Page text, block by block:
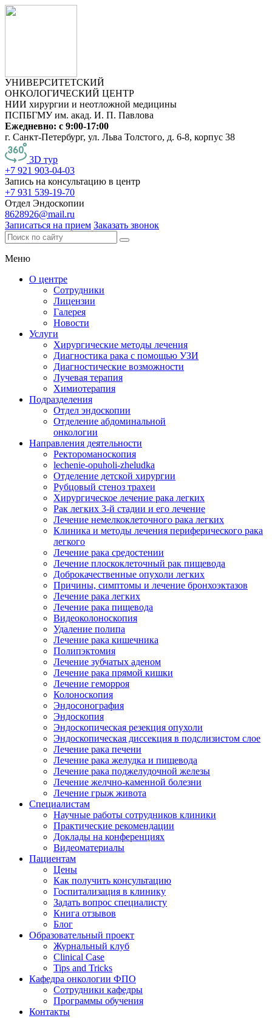
УНИВЕРСИТЕТСКИЙ
ОНКОЛОГИЧЕСКИЙ ЦЕНТР
НИИ хирургии и неотложной медицины
ПСПБГМУ им. акад. И. П. Павлова
Ежедневно: с 9:00-17:00
г. Санкт-Петербург, ул. Льва Толстого, д. 6-8, корпус 38
3D тур
+7 921 903-04-03
Запись на консультацию в центр
+7 931 539-19-70
Отдел Эндоскопии
8628926@mail.ru
Записаться на прием Заказать звонок
Меню
О центре
Сотрудники
Лицензии
Галерея
Новости
Услуги
Хирургические методы лечения
Диагностика рака с помощью УЗИ
Диагностические возможности
Лучевая терапия
Химиотерапия
Подразделения
Отдел эндоскопии
Отделение абдоминальной
онкологии
Направления деятельности
Ректороманоскопия
lechenie-opuholi-zheludka
Отделение детской хирургии
Рубцовый стеноз трахеи
Хирургическое лечение рака легких
Рак легких 3-й стадии и его лечение
Лечение немелкоклеточного рака легких
Клиника и методы лечения периферического рака
легкого
Лечение рака средостении
Лечение плоскоклеточный рак пищевода
Доброкачественные опухоли легких
Причины, симптомы и лечение бронхоэктазов
Лечение рака легких
Лечение рака пищевода
Видеоколоноскопия
Удаление полипа
Лечение рака кишечника
Полипэктомия
Лечение зубчатых аденом
Лечение рака прямой кишки
Лечение геморроя
Колоноскопия
Эндосонография
Эндоскопия
Эндоскопическая резекция опухоли
Эндоскопическая диссекция в подслизистом слое
Лечение рака печени
Лечение рака желудка и пищевода
Лечение рака поджелудочной железы
Лечение желчно-каменной болезни
Лечение грыж живота
Специалистам
Научные работы сотрудников клиники
Практические рекомендации
Доклады на конференциях
Видеоматериалы
Пациентам
Цены
Как получить консультацию
Госпитализация в клинику
Задать вопрос специалисту
Книга отзывов
Блог
Образовательный проект
Журнальный клуб
Clinical Case
Tips and Tricks
Кафедра онкологии ФПО
Сотрудники кафедры
Программы обучения
Контакты